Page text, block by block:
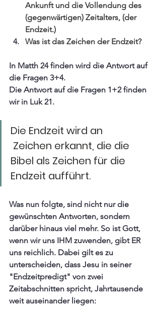
Ankunft und die Vollendung des
(gegenwärtigen) Zeitalters, (der
Endzeit.)
Was ist das Zeichen der Endzeit?
In Matth 24 finden wird die Antwort auf
die Fragen 3+4.
Die Antwort auf die Fragen 1+2 finden
wir in Luk 21.
Die Endzeit wird an
Zeichen erkannt, die die
Bibel als Zeichen für die
Endzeit aufführt.
Was nun folgte, sind nicht nur die
gewünschten Antworten, sondern
darüber hinaus viel mehr. So ist Gott,
wenn wir uns IHM zuwenden, gibt ER
uns reichlich. Dabei gilt es zu
unterscheiden, dass Jesu in seiner
"Endzeitpredigt" von zwei
Zeitabschnitten spricht, Jahrtausende
weit auseinander liegen: